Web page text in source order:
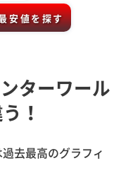
安値を探す
ターワール
！
去最高のグラフィ